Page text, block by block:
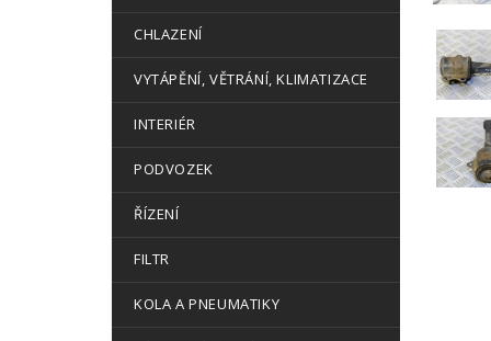
CHLAZENÍ
VYTÁPĚNÍ, VĚTRÁNÍ, KLIMATIZACE
INTERIÉR
PODVOZEK
ŘÍZENÍ
FILTR
KOLA A PNEUMATIKY